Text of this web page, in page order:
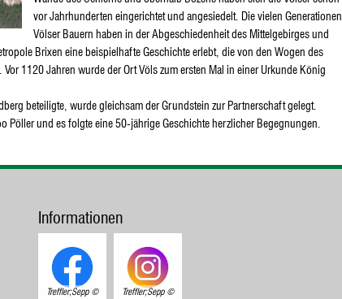
vor Jahrhunderten eingerichtet und angesiedelt. Die vielen Generationen
Völser Bauern haben in der Abgeschiedenheit des Mittelgebirges und
Brixen eine beispielhafte Geschichte erlebt, die von den Wogen des
1120 Jahren wurde der Ort Völs zum ersten Mal in einer Urkunde König
beteiligte, wurde gleichsam der Grundstein zur Partnerschaft gelegt.
und es folgte eine 50-jährige Geschichte herzlicher Begegnungen.
Informationen
Treffler;Sepp Treffler;Sepp